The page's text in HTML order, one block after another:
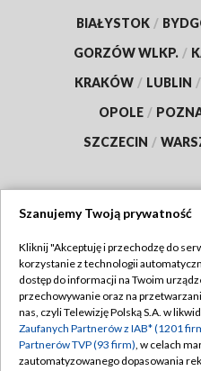
BIAŁYSTOK /
GORZÓW WLKP. /
KRAKÓW / LUBLIN /
OPOLE /
SZCZECIN /
Abonament TVP
Emisja w TVP
Centrum informacji TVP
Polityka
Szanujemy Twoją prywatność
Kliknij "Akceptuję i przechodzę do
korzystanie z technologii
dostęp do informacji na Twoim
przechowywanie oraz na
nas, czyli Telewizję Polską S.A. w
Zaufanych Partnerów z IAB* (1201
Partnerów TVP (93 firm), w celach
zautomatyzowanego dopasowania